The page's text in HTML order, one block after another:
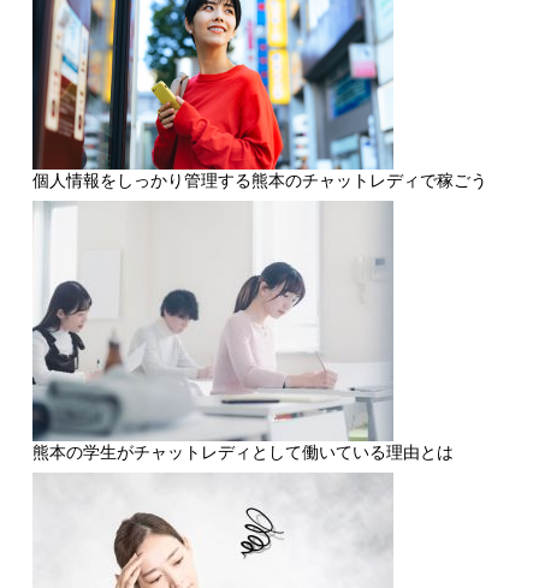
個人情報をしっかり管理する熊本のチャットレディで稼ごう
熊本の学生がチャットレディとして働いている理由とは